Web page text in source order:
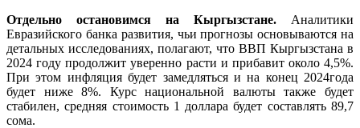
Отдельно остановимся на Кыргызстане. Аналитики
Евразийского банка развития, чьи прогнозы основываются на
детальных исследованиях, полагают, что ВВП Кыргызстана в
2024 году продолжит уверенно расти и прибавит около 4,5%.
При этом инфляция будет замедляться и на конец 2024года
будет ниже 8%. Курс национальной валюты также будет
стабилен, средняя стоимость 1 доллара будет составлять 89,7
сома.